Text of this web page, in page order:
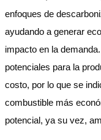
enfoques de
ayudando a generar
impacto en la
potenciales para la
costo, por lo que se
combustible más
potencial, ya su vez,